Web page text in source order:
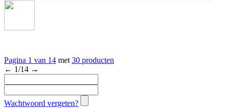
Pagina 1 van 14 met 30 producten
← 1/14 →
Wachtwoord vergeten?